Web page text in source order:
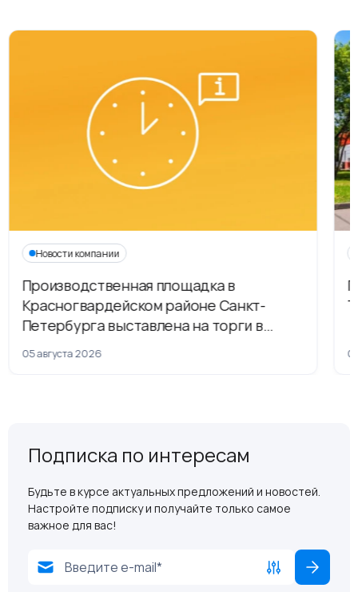
Новости компании
Производственная площадка в
Красногвардейском районе Санкт-
Петербурга выставлена на торги в
рамках приватизации
05 августа 2026
Подписка по интересам
Будьте в курсе актуальных предложений и новостей.
Настройте подписку и получайте только самое
важное для вас!